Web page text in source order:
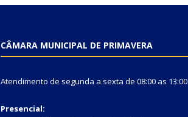
CÂMARA MUNICIPAL DE PRIMAVERA
Atendimento de segunda a sexta de 08:00 as 13:00
Presencial: